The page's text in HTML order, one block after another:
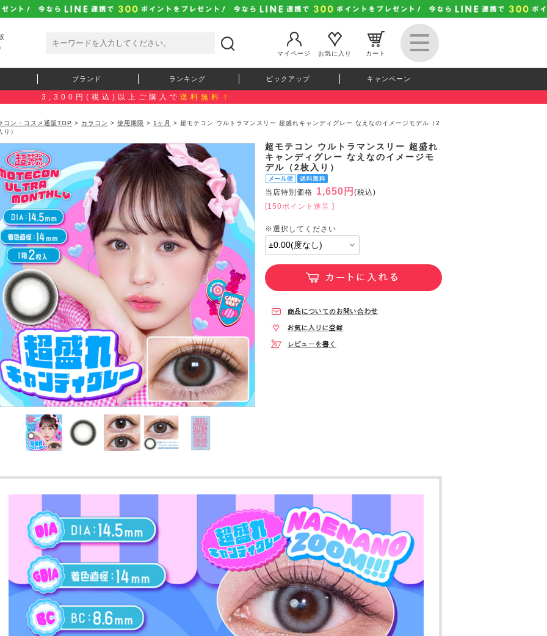
マイページ
お気に入り カート
ブランド ランキング ピックアップ キャンペーン
3,300円(税込)以上ご購入で 送料無料！
コン・コスメ通販TOP > カラコン > 使用期限 > 1ヶ月
> 超モテコン ウルトラマンスリー 超盛れキャンディグレー なえなのイメージモデル（2
り）
超モテコン ウルトラマンスリー 超盛れ
キャンディグレー なえなのイメージモ
デル（2枚入り）
当店特別価格 1,650円 (税込)
[150ポイント進呈 ]